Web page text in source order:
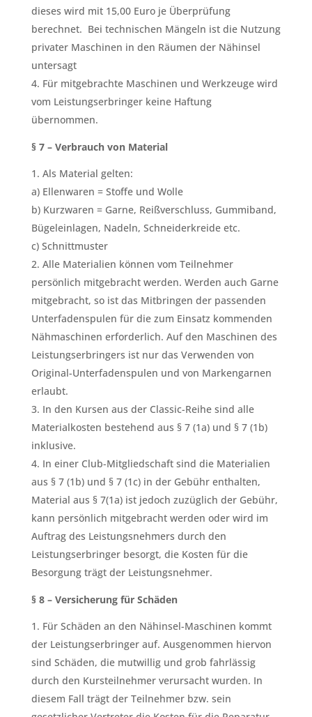
dieses wird mit 15,00 Euro je Überprüfung
berechnet. Bei technischen Mängeln ist die Nutzung
privater Maschinen in den Räumen der Nähinsel
untersagt
Für mitgebrachte Maschinen und Werkzeuge wird
vom Leistungserbringer keine Haftung
übernommen.
§ 7 – Verbrauch von Material
Als Material gelten:
a) Ellenwaren = Stoffe und Wolle
b) Kurzwaren = Garne, Reißverschluss, Gummiband,
Bügeleinlagen, Nadeln, Schneiderkreide etc.
c) Schnittmuster
Alle Materialien können vom Teilnehmer
persönlich mitgebracht werden. Werden auch Garne
mitgebracht, so ist das Mitbringen der passenden
Unterfadenspulen für die zum Einsatz kommenden
Nähmaschinen erforderlich. Auf den Maschinen des
Leistungserbringers ist nur das Verwenden von
Original-Unterfadenspulen und von Markengarnen
erlaubt.
In den Kursen aus der Classic-Reihe sind alle
Materialkosten bestehend aus § 7 (1a) und § 7 (1b)
inklusive.
In einer Club-Mitgliedschaft sind die Materialien
aus § 7 (1b) und § 7 (1c) in der Gebühr enthalten,
Material aus § 7(1a) ist jedoch zuzüglich der Gebühr,
kann persönlich mitgebracht werden oder wird im
Auftrag des Leistungsnehmers durch den
Leistungserbringer besorgt, die Kosten für die
Besorgung trägt der Leistungsnehmer.
§ 8 – Versicherung für Schäden
Für Schäden an den Nähinsel-Maschinen kommt
der Leistungserbringer auf. Ausgenommen hiervon
sind Schäden, die mutwillig und grob fahrlässig
durch den Kursteilnehmer verursacht wurden. In
diesem Fall trägt der Teilnehmer bzw. sein